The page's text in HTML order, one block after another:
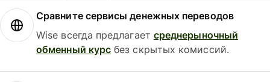
Сравните сервисы денежных переводов
Wise всегда предлагает среднерыночный
обменный курс без скрытых комиссий.